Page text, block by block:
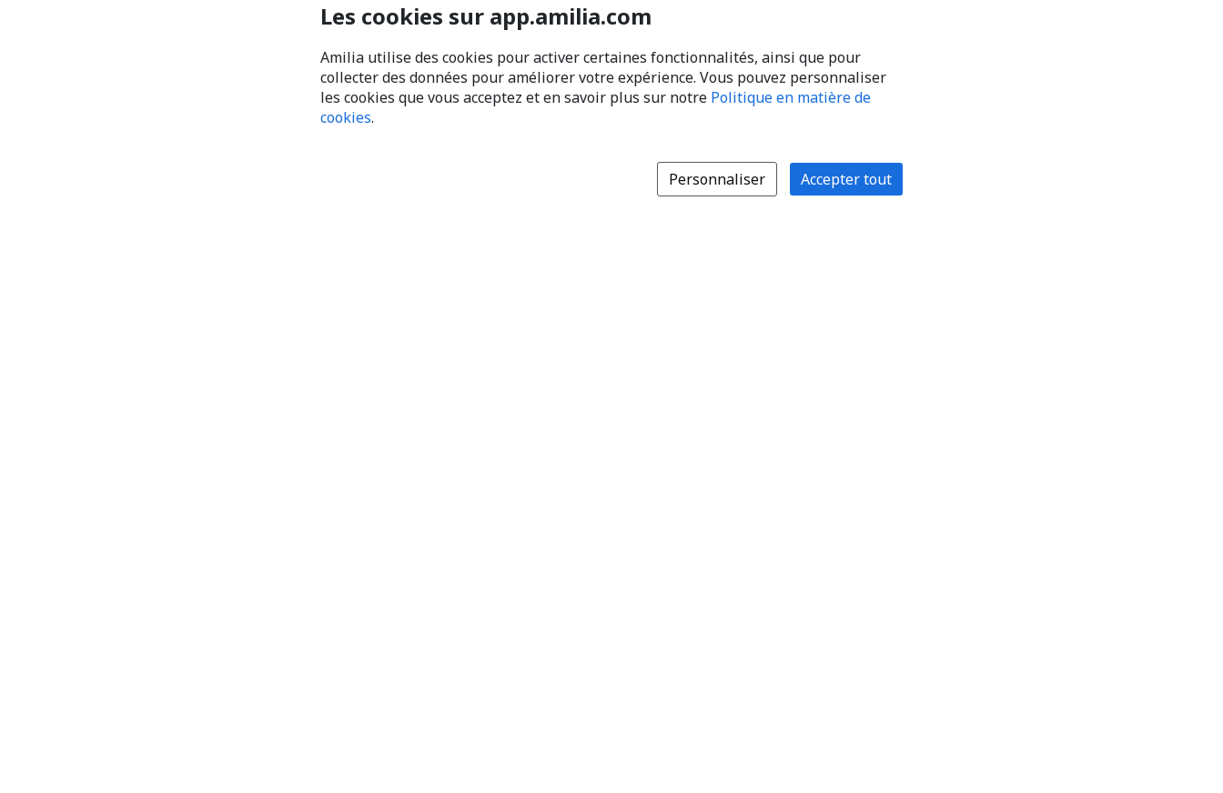
Les cookies sur app.amilia.com
Amilia utilise des cookies pour activer certaines fonctionnalités, ainsi que pour
collecter des données pour améliorer votre expérience. Vous pouvez personnaliser
les cookies que vous acceptez et en savoir plus sur notre Politique en matière de
cookies.
Personnaliser Accepter tout